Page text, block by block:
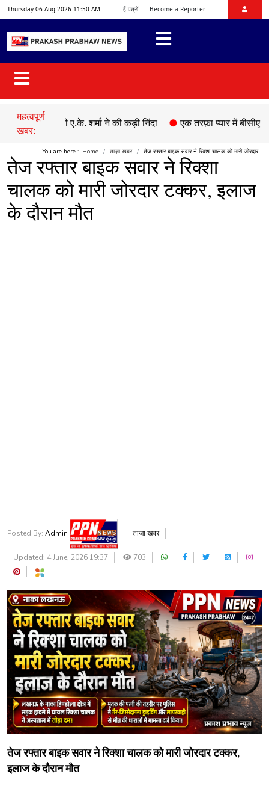
Thursday 06 Aug 2026 11:50 AM ई-पत्रों Become a Reporter
महत्वपूर्ण
खबर:
की श्री ए.के. शर्मा ने की कड़ी निंदा ●एक तरफ़ा प्यार में बीसीए छात्रा
You are here : Home ताज़ा खबर तेज रफ्तार बाइक सवार ने रिक्शा चालक को मारी जोरदार...
तेज रफ्तार बाइक सवार ने रिक्शा
चालक को मारी जोरदार टक्कर, इलाज
के दौरान मौत
Posted By: Admin ताज़ा खबर
Updated: 4 June, 2026 19:37 703
तेज रफ्तार बाइक सवार ने रिक्शा चालक को मारी जोरदार टक्कर,
इलाज के दौरान मौत